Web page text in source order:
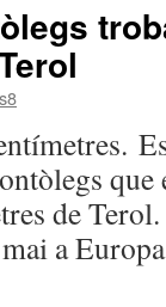
que
de
a